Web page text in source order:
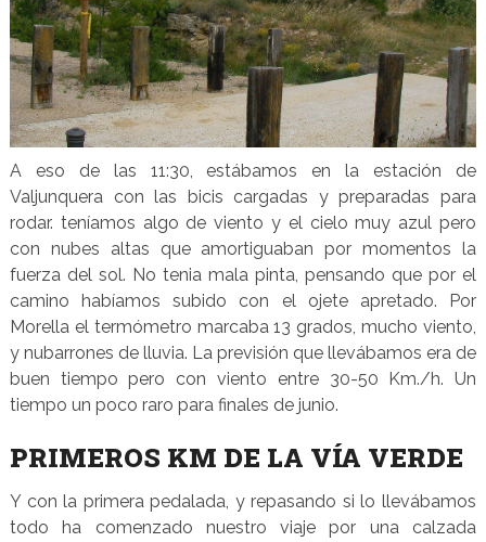
A eso de las 11:30, estábamos en la estación de
Valjunquera con las bicis cargadas y preparadas para
rodar. teníamos algo de viento y el cielo muy azul pero
con nubes altas que amortiguaban por momentos la
fuerza del sol. No tenia mala pinta, pensando que por el
camino habíamos subido con el ojete apretado. Por
Morella el termómetro marcaba 13 grados, mucho viento,
y nubarrones de lluvia. La previsión que llevábamos era de
buen tiempo pero con viento entre 30-50 Km./h. Un
tiempo un poco raro para finales de junio.
PRIMEROS KM DE LA VÍA VERDE
Y con la primera pedalada, y repasando si lo llevábamos
todo ha comenzado nuestro viaje por una calzada